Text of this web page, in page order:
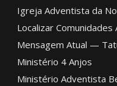
Igreja Adventista da
Localizar
Mensagem Atual —
Ministério 4 Anjos
Ministério Adventista